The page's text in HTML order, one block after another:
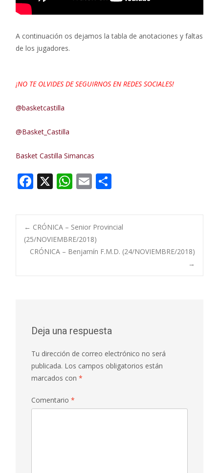
A continuación os dejamos la tabla de anotaciones y faltas
de los jugadores.
¡NO TE OLVIDES DE SEGUIRNOS EN REDES SOCIALES!
@basketcastilla
@Basket_Castilla
Basket Castilla Simancas
F
e
b
o
o
k
X W
at
s
A
p
p
E
ai
l
m
p
ar
ti
r
Navegación
← CRÓNICA – Senior Provincial
(25/NOVIEMBRE/2018)
CRÓNICA – Benjamín F.M.D. (24/NOVIEMBRE/2018)
→
Deja una respuesta
Tu dirección de correo electrónico no será
publicada. Los campos obligatorios están
marcados con *
Comentario *